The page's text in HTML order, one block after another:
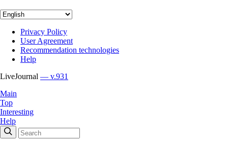
Privacy Policy
User Agreement
Recommendation technologies
Help
LiveJournal — v.931
Main
Top
Interesting
Help